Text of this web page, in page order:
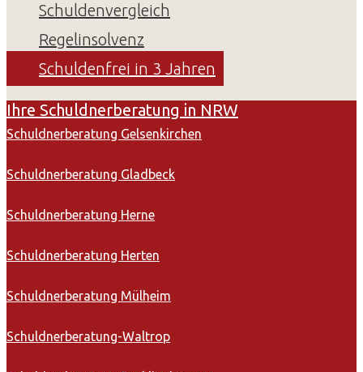
Schuldenvergleich
Regelinsolvenz
Schuldenfrei in 3 Jahren
Ihre Schuldnerberatung in NRW
Schuldnerberatung Gelsenkirchen
Schuldnerberatung Gladbeck
Schuldnerberatung Herne
Schuldnerberatung Herten
Schuldnerberatung Mülheim
Schuldnerberatung-Waltrop